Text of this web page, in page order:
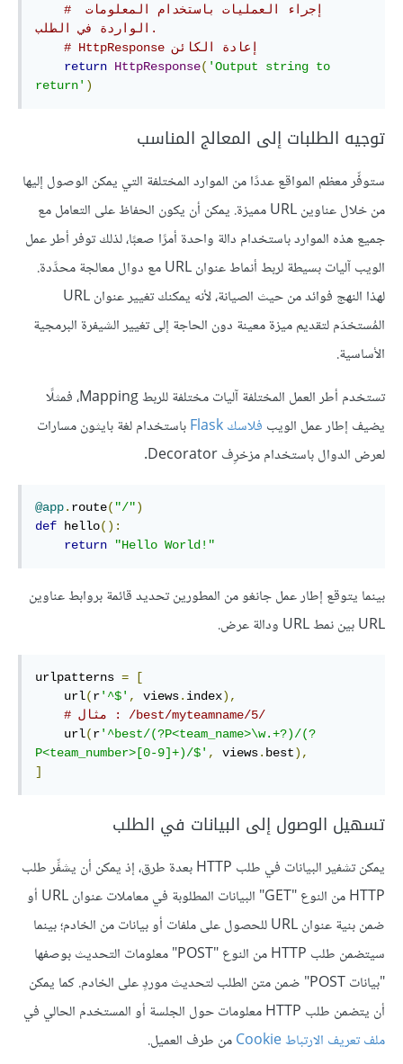
# إجراء العمليات باستخدام المعلومات
الواردة في الطلب.
# إعادة الكائن‫ HttpResponse
return HttpResponse( 'Output string to
return' )
توجيه الطلبات إلى المعالج المناسب
ستوفِّر معظم المواقع عددًا من الموارد المختلفة التي يمكن الوصول إليها
من خلال عناوين URL مميزة. يمكن أن يكون الحفاظ على التعامل مع
جميع هذه الموارد باستخدام دالة واحدة أمرًا صعبًا، لذلك توفر أطر عمل
الويب آليات بسيطة لربط أنماط عنوان URL مع دوال معالجة محدَّدة.
لهذا النهج فوائد من حيث الصيانة، لأنه يمكنك تغيير عنوان URL
المُستخدَم لتقديم ميزة معينة دون الحاجة إلى تغيير الشيفرة البرمجية
الأساسية.
تستخدم أطر العمل المختلفة آليات مختلفة للربط Mapping، فمثلًا
يضيف إطار عمل الويب فلاسك Flask
باستخدام لغة بايثون مسارات
لعرض الدوال باستخدام مزخرِف Decorator.
@app. route( "/")
def hello():
return
"Hello World!"
بينما يتوقع إطار عمل جانغو من المطورين تحديد قائمة بروابط عناوين
URL بين نمط URL ودالة عرض.
urlpatterns =
[
    url
(r'^$' , views. index),
# مثال : /best/myteamname/5/
    url
(r'^best/(?P<team_name>\w.+?)/(?
P<team_number>[0-9]+)/$' , views. best),
]
تسهيل الوصول إلى البيانات في الطلب
يمكن تشفير البيانات في طلب HTTP بعدة طرق، إذ يمكن أن يشفِّر طلب
HTTP من النوع "GET" البيانات المطلوبة في معاملات عنوان URL أو
ضمن بنية عنوان URL للحصول على ملفات أو بيانات من الخادم؛ بينما
سيتضمن طلب HTTP من النوع "POST" معلومات التحديث بوصفها
"بيانات POST" ضمن متن الطلب لتحديث موردٍ على الخادم. كما يمكن
أن يتضمن طلب HTTP معلومات حول الجلسة أو المستخدم الحالي في
ملف تعريف الارتباط Cookie
من طرف العميل.